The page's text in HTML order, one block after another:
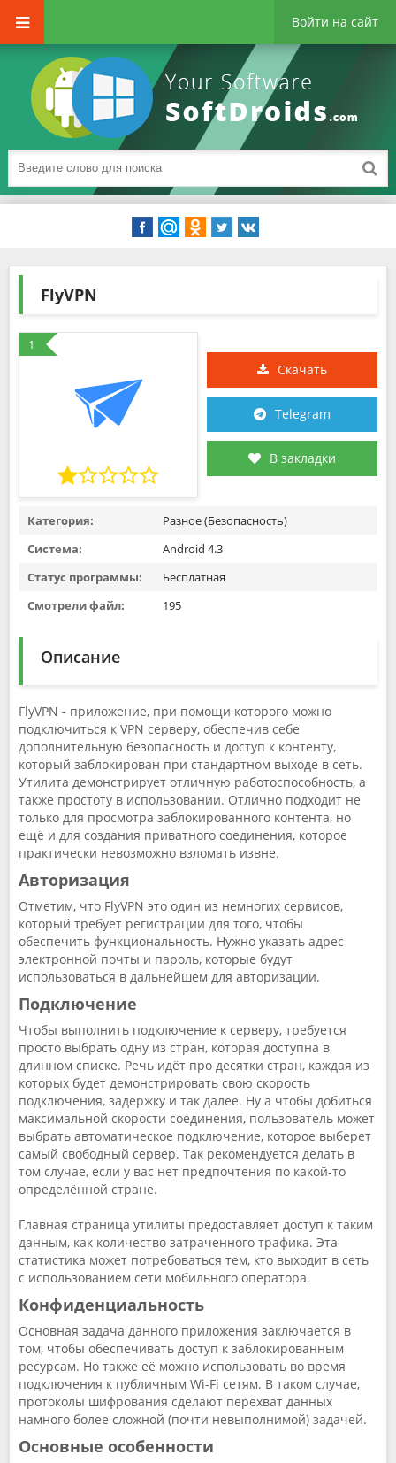
Войти на сайт
FlyVPN
1
Скачать
Telegram
В закладки
Категория:
Разное (Безопасность)
Система:
Android 4.3
Статус программы:
Бесплатная
Смотрели файл:
195
Описание
FlyVPN - приложение, при помощи которого можно
подключиться к VPN серверу, обеспечив себе
дополнительную безопасность и доступ к контенту,
который заблокирован при стандартном выходе в сеть.
Утилита демонстрирует отличную работоспособность, а
также простоту в использовании. Отлично подходит не
только для просмотра заблокированного контента, но
ещё и для создания приватного соединения, которое
практически невозможно взломать извне.
Авторизация
Отметим, что FlyVPN это один из немногих сервисов,
который требует регистрации для того, чтобы
обеспечить функциональность. Нужно указать адрес
электронной почты и пароль, которые будут
использоваться в дальнейшем для авторизации.
Подключение
Чтобы выполнить подключение к серверу, требуется
просто выбрать одну из стран, которая доступна в
длинном списке. Речь идёт про десятки стран, каждая из
которых будет демонстрировать свою скорость
подключения, задержку и так далее. Ну а чтобы добиться
максимальной скорости соединения, пользователь может
выбрать автоматическое подключение, которое выберет
самый свободный сервер. Так рекомендуется делать в
том случае, если у вас нет предпочтения по какой-то
определённой стране.
Главная страница утилиты предоставляет доступ к таким
данным, как количество затраченного трафика. Эта
статистика может потребоваться тем, кто выходит в сеть
с использованием сети мобильного оператора.
Конфиденциальность
Основная задача данного приложения заключается в
том, чтобы обеспечивать доступ к заблокированным
ресурсам. Но также её можно использовать во время
подключения к публичным Wi-Fi сетям. В таком случае,
протоколы шифрования сделают перехват данных
намного более сложной (почти невыполнимой) задачей.
Основные особенности